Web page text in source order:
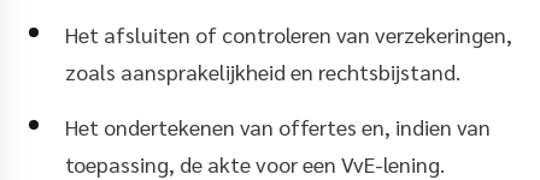
Het afsluiten of controleren van verzekeringen,
zoals aansprakelijkheid en rechtsbijstand.
Het ondertekenen van offertes en, indien van
toepassing, de akte voor een VvE-lening.